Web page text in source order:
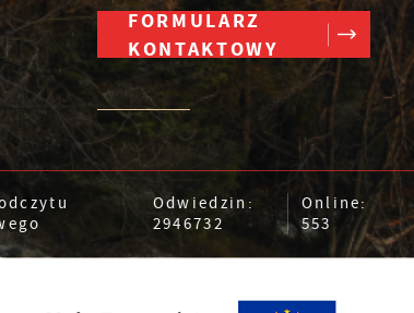
FORMULARZ
KONTAKTOWY
Odwiedzin:
2946732
Online:
553